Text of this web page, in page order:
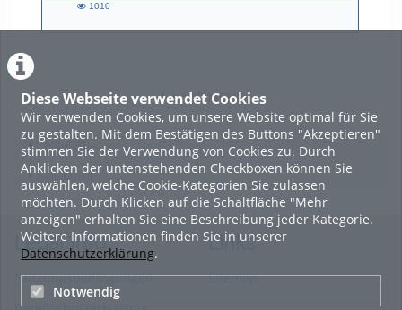
Diese Webseite verwendet Cookies
Wir verwenden Cookies, um unsere Website optimal für Sie
zu gestalten. Mit dem Bestätigen des Buttons "Akzeptieren"
stimmen Sie der Verwendung von Cookies zu. Durch
Anklicken der untenstehenden Checkboxen können Sie
auswählen, welche Cookie-Kategorien Sie zulassen
möchten. Durch Klicken auf die Schaltfläche "Mehr
anzeigen" erhalten Sie eine Beschreibung jeder Kategorie.
Weitere Informationen finden Sie in unserer
Datenschutzerklärung.
Notwendig
1010
LADE MEHR
Featured
Beliebtheit
Legal Info
Nutzungsbedingungen
Links
Sitemap